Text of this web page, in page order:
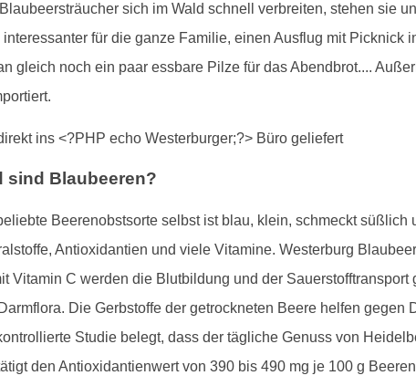
sich im Wald schnell verbreiten, stehen sie
für die ganze Familie, einen Ausflug mit
gleich noch ein paar essbare Pilze für das Abendbrot....
sind Blaubeeren?
Beerenobstsorte selbst ist blau, klein, schmeckt
Antioxidantien und viele Vitamine. Westerburg
Vitamin C werden die Blutbildung und der
Die Gerbstoffe der getrockneten Beere helfen
Studie belegt, dass der tägliche Genuss von
den Antioxidantienwert von 390 bis 490 mg je 100 g